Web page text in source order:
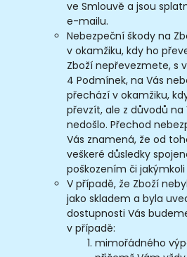
ve Smlouvě a jsou
e-mailu.
Nebezpeční škody na
v okamžiku, kdy ho
Zboží nepřevezmete, s
4 Podmínek, na Vás
přechází v okamžiku,
převzít, ale z důvodů
nedošlo. Přechod
Vás znamená, že od
veškeré důsledky
poškozením či
V případě, že Zboží
jako skladem a byla
dostupnosti Vás
v případě:
mimořádného